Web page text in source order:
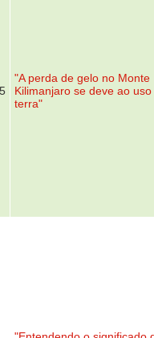
"A perda de gelo no Monte
Kilimanjaro se deve ao uso
terra"